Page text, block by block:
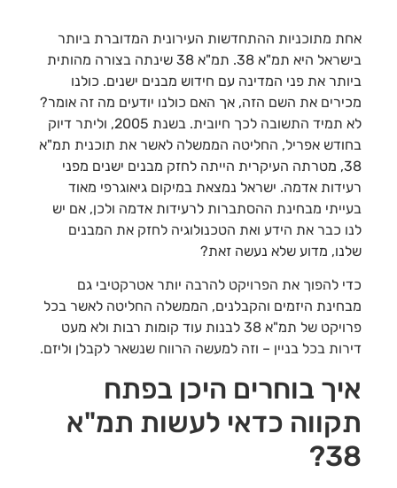
אחת מתוכניות ההתחדשות העירונית המדוברת ביותר
בישראל היא תמ"א 38. תמ"א 38 שינתה בצורה מהותית
ביותר את פני המדינה עם חידוש מבנים ישנים. כולנו
מכירים את השם הזה, אך האם כולנו יודעים מה זה אומר?
לא תמיד התשובה לכך חיובית. בשנת 2005, וליתר דיוק
בחודש אפריל, החליטה הממשלה לאשר את תוכנית תמ"א
38, מטרתה העיקרית הייתה לחזק מבנים ישנים מפני
רעידות אדמה. ישראל נמצאת במיקום גיאוגרפי מאוד
בעייתי מבחינת ההסתברות לרעידות אדמה ולכן, אם יש
לנו כבר את הידע ואת הטכנולוגיה לחזק את המבנים
שלנו, מדוע שלא נעשה זאת?
כדי להפוך את הפרויקט להרבה יותר אטרקטיבי גם
מבחינת היזמים והקבלנים, הממשלה החליטה לאשר בכל
פרויקט של תמ"א 38 לבנות עוד קומות רבות ולא מעט
דירות בכל בניין – וזה למעשה הרווח שנשאר לקבלן וליזם.
איך בוחרים היכן בפתח
תקווה כדאי לעשות תמ"א
38?